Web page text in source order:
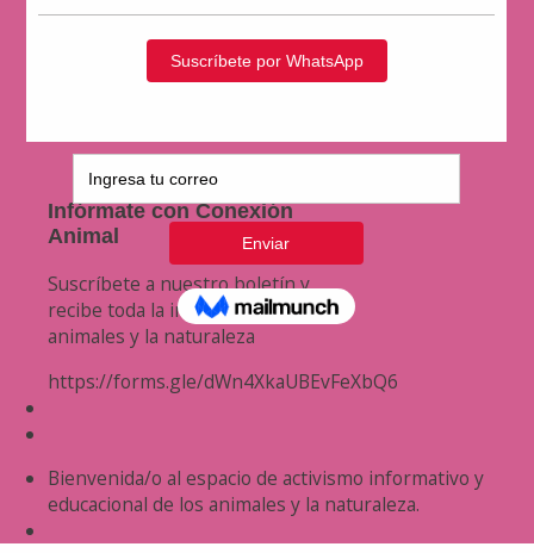
Infórmate con Conexión
Animal
Suscríbete a nuestro boletín y
recibe toda la información de los
animales y la naturaleza
https://forms.gle/dWn4XkaUBEvFeXbQ6
Bienvenida/o al espacio de activismo informativo y
educacional de los animales y la naturaleza.